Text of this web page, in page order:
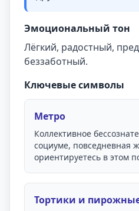
Эмоциональный тон
Лёгкий, радостный,
беззаботный.
Ключевые символы
Метро
Коллективное
социуме, повседневная
ориентируетесь в этом
Тортики и